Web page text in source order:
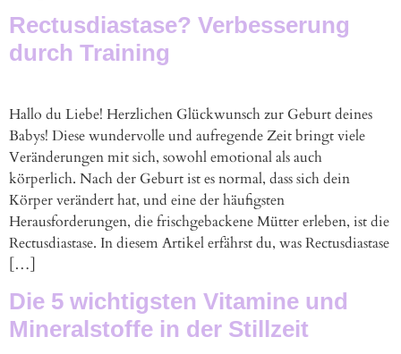
Rectusdiastase? Verbesserung
durch Training
Hallo du Liebe! Herzlichen Glückwunsch zur Geburt deines
Babys! Diese wundervolle und aufregende Zeit bringt viele
Veränderungen mit sich, sowohl emotional als auch
körperlich. Nach der Geburt ist es normal, dass sich dein
Körper verändert hat, und eine der häufigsten
Herausforderungen, die frischgebackene Mütter erleben, ist die
Rectusdiastase. In diesem Artikel erfährst du, was Rectusdiastase
[…]
Die 5 wichtigsten Vitamine und
Mineralstoffe in der Stillzeit